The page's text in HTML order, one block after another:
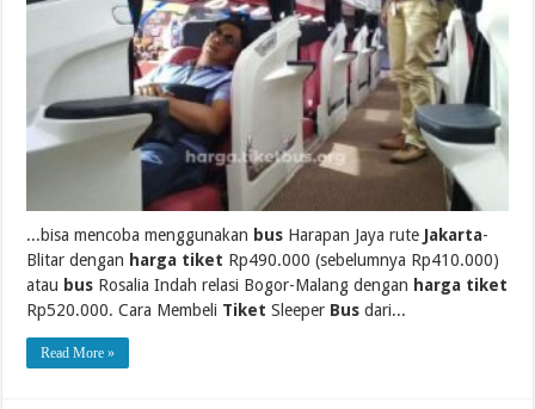
...bisa mencoba menggunakan bus Harapan Jaya rute Jakarta-
Blitar dengan harga tiket Rp490.000 (sebelumnya Rp410.000)
atau bus Rosalia Indah relasi Bogor-Malang dengan harga tiket
Rp520.000. Cara Membeli Tiket Sleeper Bus dari...
Read More »